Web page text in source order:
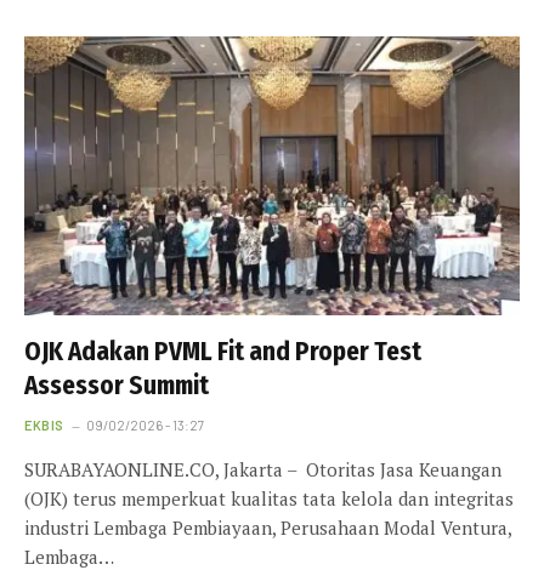
OJK Adakan PVML Fit and Proper Test
Assessor Summit
EKBIS 09/02/2026 - 13:27
SURABAYAONLINE.CO, Jakarta – Otoritas Jasa Keuangan
(OJK) terus memperkuat kualitas tata kelola dan integritas
industri Lembaga Pembiayaan, Perusahaan Modal Ventura,
Lembaga…